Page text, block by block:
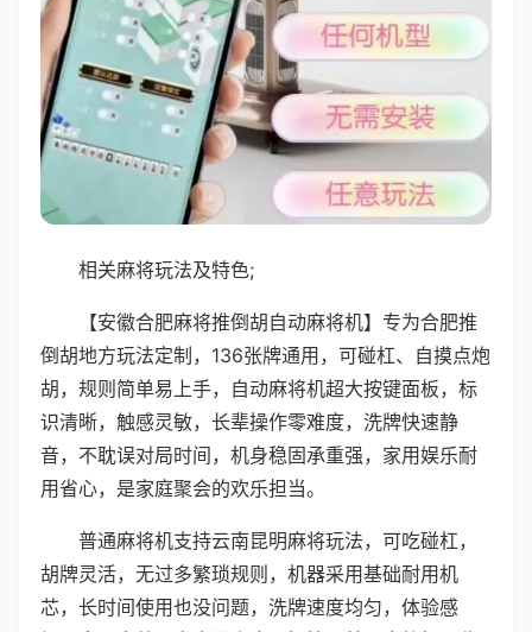
相关麻将玩法及特色;
【安徽合肥麻将推倒胡自动麻将机】专为合肥推
倒胡地方玩法定制，136张牌通用，可碰杠、自摸点炮
胡，规则简单易上手，自动麻将机超大按键面板，标
识清晰，触感灵敏，长辈操作零难度，洗牌快速静
音，不耽误对局时间，机身稳固承重强，家用娱乐耐
用省心，是家庭聚会的欢乐担当。
普通麻将机支持云南昆明麻将玩法，可吃碰杠，
胡牌灵活，无过多繁琐规则，机器采用基础耐用机
芯，长时间使用也没问题，洗牌速度均匀，体验感